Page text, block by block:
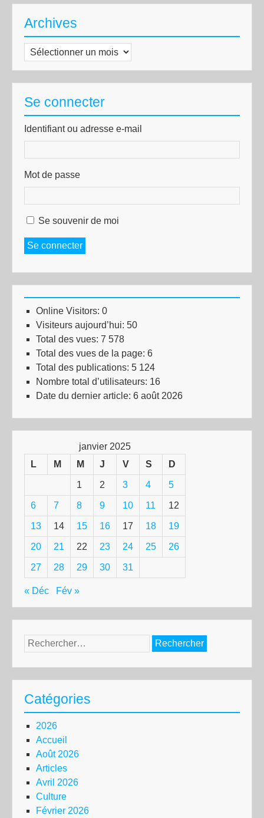
Archives
Archives
Se connecter
Identifiant ou adresse e-mail
Mot de passe
Se souvenir de moi
Se connecter
Online Visitors: 0
Visiteurs aujourd’hui: 50
Total des vues: 7 578
Total des vues de la page: 6
Total des publications: 5 124
Nombre total d’utilisateurs: 16
Date du dernier article: 6 août 2026
janvier 2025
L
M M J V S D
1 2 3 4 5
6 7 8 9 10 11 12
13 14 15 16 17 18 19
20 21 22 23 24 25 26
27 28 29 30 31
« Déc Fév »
Rechercher :
Catégories
2026
Accueil
Août 2026
Articles
Avril 2026
Culture
Février 2026